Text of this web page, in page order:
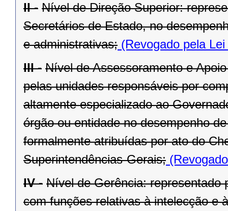
II - Nível de Direção Superior:
Secretários de Estado, no
e administrativas; (Revogado pela
III - Nível de Assessoramento e
pelas unidades responsáveis por
altamente especializado ao
órgão ou entidade no desempenho
formalmente atribuídas por ato do
Superintendências-Gerais;
IV - Nível de Gerência: representado
com funções relativas à intelecção e